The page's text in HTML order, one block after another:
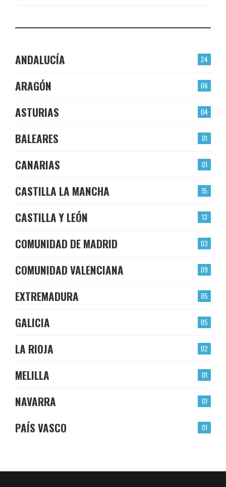
24
ANDALUCÍA
06
ARAGÓN
04
ASTURIAS
01
BALEARES
01
CANARIAS
15
CASTILLA LA MANCHA
13
CASTILLA Y LEÓN
03
COMUNIDAD DE MADRID
09
COMUNIDAD VALENCIANA
05
EXTREMADURA
05
GALICIA
02
LA RIOJA
01
MELILLA
01
NAVARRA
01
PAÍS VASCO